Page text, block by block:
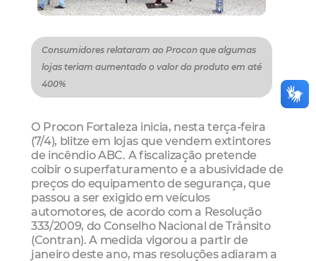
Consumidores relataram ao Procon que algumas
lojas teriam aumentado o valor do produto em até
400%
O Procon Fortaleza inicia, nesta terça-feira
(7/4), blitze em lojas que vendem extintores
de incêndio ABC. A fiscalização pretende
coibir o superfaturamento e a abusividade de
preços do equipamento de segurança, que
passou a ser exigido em veículos
automotores, de acordo com a Resolução
333/2009, do Conselho Nacional de Trânsito
(Contran). A medida vigorou a partir de
janeiro deste ano, mas resoluções adiaram a